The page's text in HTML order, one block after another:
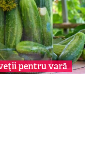
pentru vară